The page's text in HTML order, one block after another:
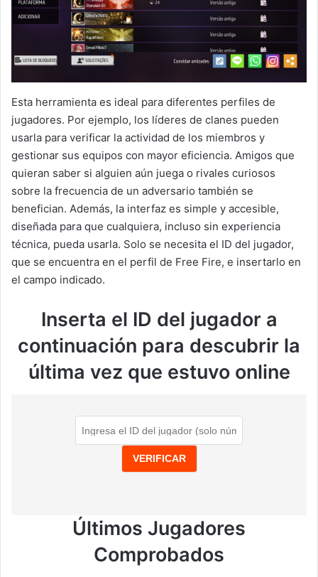
Esta herramienta es ideal para diferentes perfiles de
jugadores. Por ejemplo, los líderes de clanes pueden
usarla para verificar la actividad de los miembros y
gestionar sus equipos con mayor eficiencia. Amigos que
quieran saber si alguien aún juega o rivales curiosos
sobre la frecuencia de un adversario también se
benefician. Además, la interfaz es simple y accesible,
diseñada para que cualquiera, incluso sin experiencia
técnica, pueda usarla. Solo se necesita el ID del jugador,
que se encuentra en el perfil de Free Fire, e insertarlo en
el campo indicado.
Inserta el ID del jugador a
continuación para descubrir la
última vez que estuvo online
VERIFICAR
Últimos Jugadores
Comprobados